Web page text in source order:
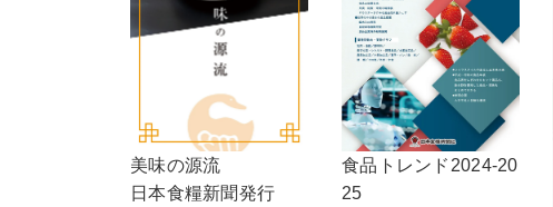
美味の源流
日本食糧新聞発行
食品トレンド2024-20
25